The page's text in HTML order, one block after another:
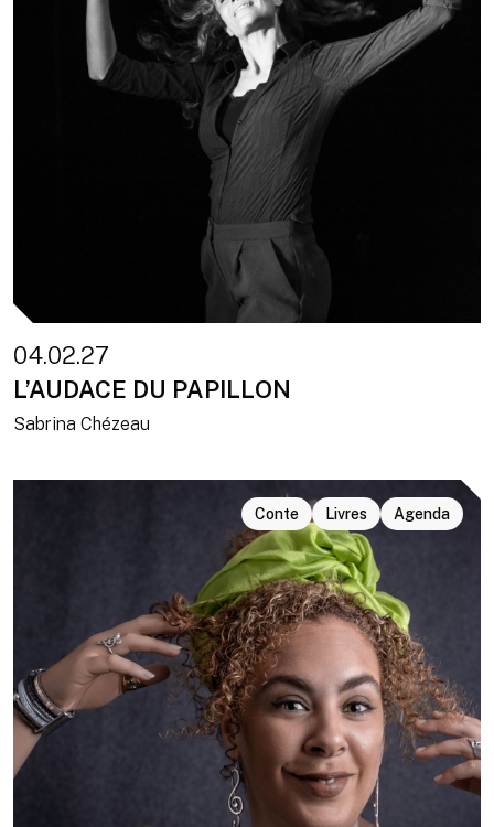
04.02.27
L’AUDACE DU PAPILLON
Sabrina Chézeau
Conte Livres Agenda